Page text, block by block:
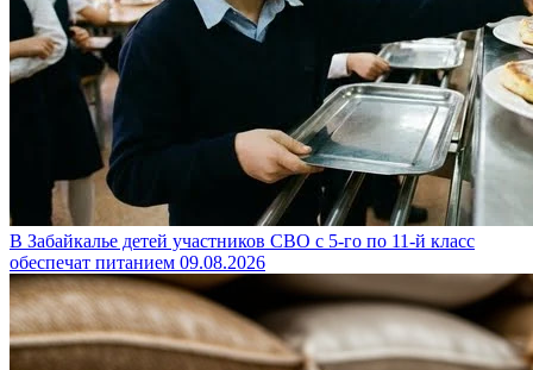
В Забайкалье детей участников СВО с 5-го по 11-й класс
обеспечат питанием 09.08.2026